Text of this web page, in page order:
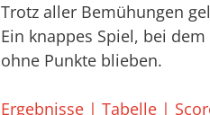
Trotz aller Bemühungen
Ein knappes Spiel, bei
ohne Punkte blieben.
Ergebnisse | Tabelle |